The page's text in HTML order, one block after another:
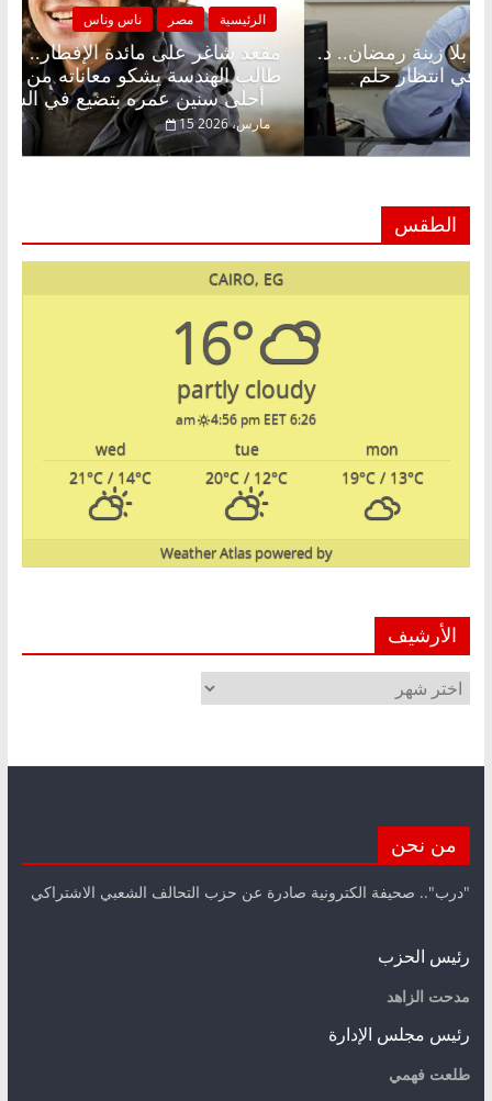
الرئيسية
مقعد
طالب
أحلى سنين عمره بتضيع في السجن
15 مارس، 2026
ناس وناس
شاغر على الإفطار وبلكونة بلا زينة رمضان.. د.
فاروق خبير اقتصادي في انتظار حلم
2026
الطقس
CAIRO, EG
16°
partly cloudy
6:26 am
4:56 pm EET
mon
tue
wed
19°C/ 13°C
20°C / 12°C
21°C / 14°C
powered by
Weather Atlas
الأرشيف
الأرشيف
من نحن
"درب".. صحيفة الكترونية صادرة عن حزب التحالف الشعبي الاشتراكي
رئيس الحزب
مدحت الزاهد
رئيس مجلس الإدارة
طلعت فهمي